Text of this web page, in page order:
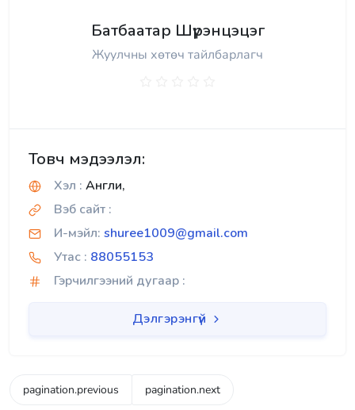
Батбаатар Шүрэнцэцэг
Жуулчны хөтөч тайлбарлагч
Товч мэдээлэл:
Хэл : Англи,
Вэб сайт :
И-мэйл: shuree1009@gmail.com
Утас : 88055153
Гэрчилгээний дугаар :
Дэлгэрэнгүй
pagination.previous pagination.next